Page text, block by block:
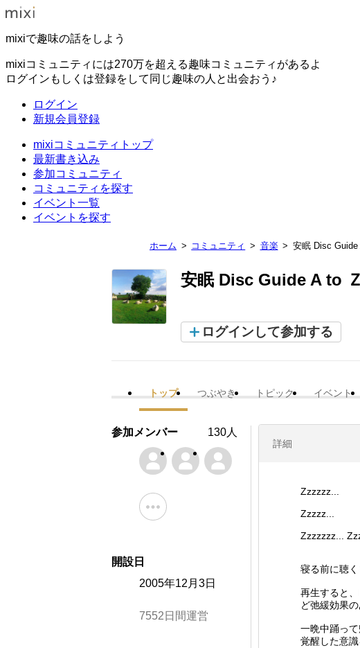
mixiで趣味の話をしよう
mixiコミュニティには270万を超える趣味コミュニティがあるよ
ログインもしくは登録をして同じ趣味の人と出会おう♪
ログイン
新規会員登録
mixiコミュニティトップ
最新書き込み
参加コミュニティ
コミュニティを探す
イベント一覧
イベントを探す
ホーム コミュニティ 音楽 安眠 Disc
安眠 Disc Guide A to
ログインして参加する
トップ つぶやき トピック イベント
詳細
Zzzzzz...
Zzzzz...
Zzzzzzz...
寝る前に聴く
再生すると
ど弛緩効果の
一晩中踊って
覚醒した意
参加メンバー 130人
開設日
2005年12月3日
7552日間運営